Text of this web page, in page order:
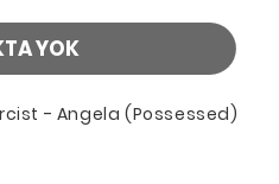
YOK
- Angela (Possessed)